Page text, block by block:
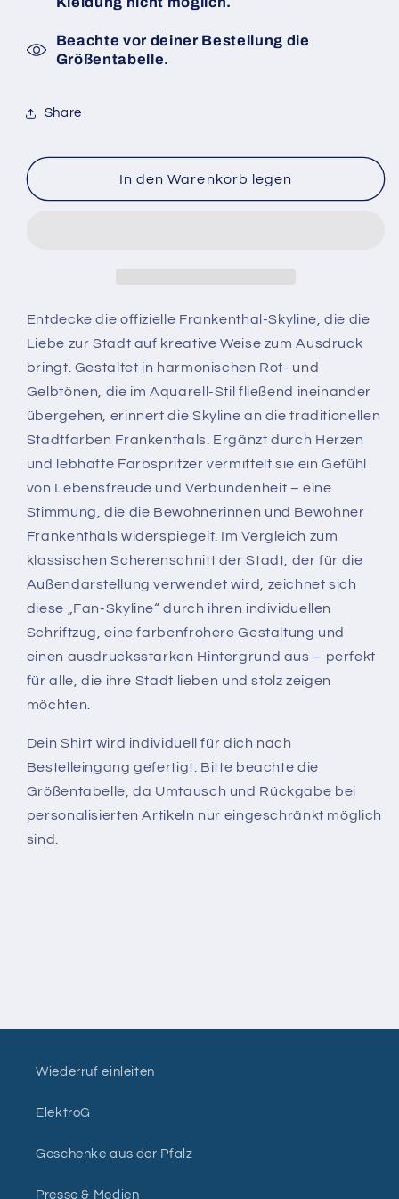
Beachte vor deiner Bestellung die
Größentabelle.
Share
In den Warenkorb legen
Entdecke die offizielle Frankenthal-Skyline, die die
Liebe zur Stadt auf kreative Weise zum Ausdruck
bringt. Gestaltet in harmonischen Rot- und
Gelbtönen, die im Aquarell-Stil fließend ineinander
übergehen, erinnert die Skyline an die traditionellen
Stadtfarben Frankenthals. Ergänzt durch Herzen
und lebhafte Farbspritzer vermittelt sie ein Gefühl
von Lebensfreude und Verbundenheit – eine
Stimmung, die die Bewohnerinnen und Bewohner
Frankenthals widerspiegelt. Im Vergleich zum
klassischen Scherenschnitt der Stadt, der für die
Außendarstellung verwendet wird, zeichnet sich
diese „Fan-Skyline“ durch ihren individuellen
Schriftzug, eine farbenfrohere Gestaltung und
einen ausdrucksstarken Hintergrund aus – perfekt
für alle, die ihre Stadt lieben und stolz zeigen
möchten.
Dein Shirt wird individuell für dich nach
Bestelleingang gefertigt. Bitte beachte die
Größentabelle, da Umtausch und Rückgabe bei
personalisierten Artikeln nur eingeschränkt möglich
sind.
Wiederruf einleiten
ElektroG
Geschenke aus der Pfalz
Presse & Medien